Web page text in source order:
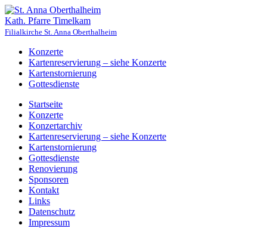
Kath. Pfarre Timelkam
Filialkirche St. Anna Oberthalheim
Konzerte
Kartenreservierung – siehe Konzerte
Kartenstornierung
Gottesdienste
Startseite
Konzerte
Konzertarchiv
Kartenreservierung – siehe Konzerte
Kartenstornierung
Gottesdienste
Renovierung
Sponsoren
Kontakt
Links
Datenschutz
Impressum